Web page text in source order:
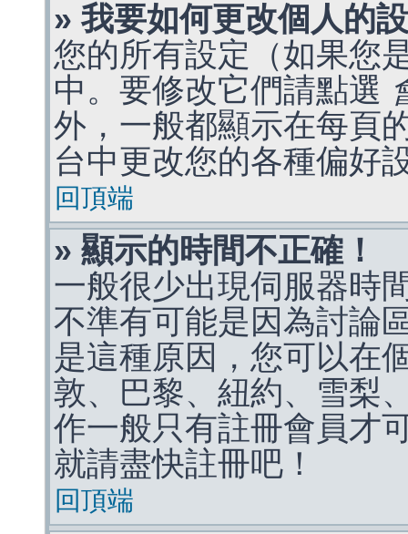
» 我要如何更改個人的
您的所有設定（如果您
中。要修改它們請點選
外，一般都顯示在每頁
台中更改您的各種偏好
回頂端
» 顯示的時間不正確！
一般很少出現伺服器時
不準有可能是因為討論
是這種原因，您可以在
敦、巴黎、紐約、雪梨
作一般只有註冊會員才
就請盡快註冊吧！
回頂端